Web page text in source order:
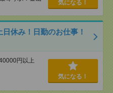
気になる！
休み！日勤のお仕事！
円以上
気になる！